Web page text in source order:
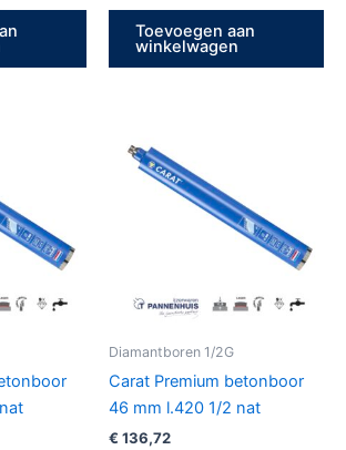
Toevoegen aan
winkelwagen
Diamantboren 1/2G
Carat Premium betonboor
46 mm l.420 1/2 nat
€ 136,72